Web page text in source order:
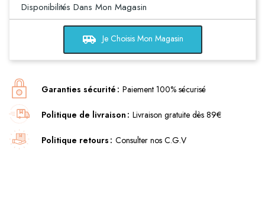
Disponibilités Dans Mon Magasin
airport_shuttle Je Choisis Mon Magasin
Garanties sécurité Paiement 100% sécurisé
Politique de livraison Livraison gratuite dès 89€
Politique retours Consulter nos C.G.V